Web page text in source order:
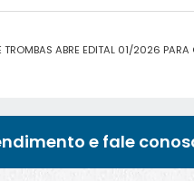
TROMBAS ABRE EDITAL 01/2026
e fale